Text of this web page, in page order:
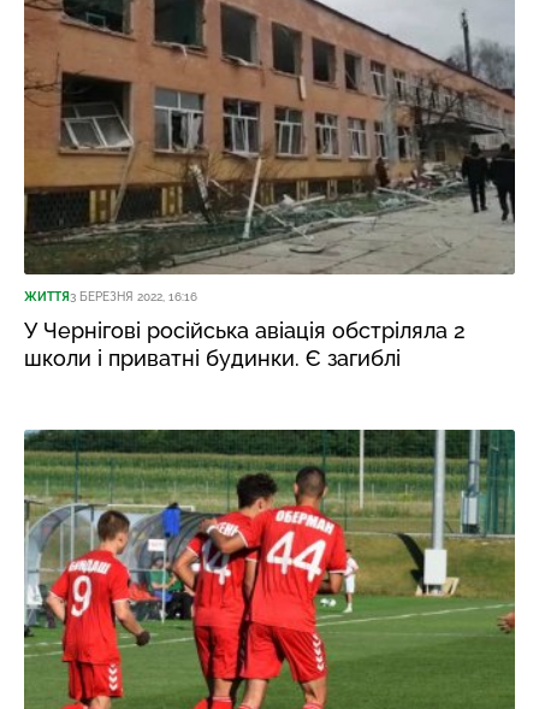
ЖИТТЯ3 БЕРЕЗНЯ 2022, 16:16
У Чернігові російська авіація обстріляла 2
школи і приватні будинки. Є загиблі